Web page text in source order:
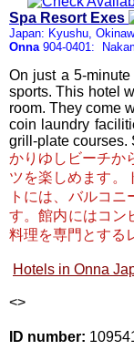
Spa Resort Exes
Japan: Kyushu,
Onna904-0401:
On just a 5-
sports. This hotel
room. They come
coin laundry
grill-plate courses.
かりゆしビーチか
ツを楽しめます。
トには、バルコ
す。館内にはコン
料理を専門とする
Hotels in Onna
<>
ID number: